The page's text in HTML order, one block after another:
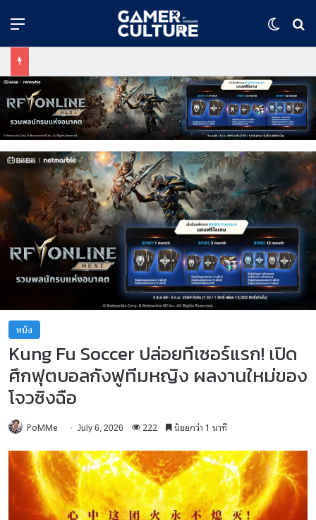
Menu
หนัง
Kung Fu Soccer ปล่อยทีเซอร์แรก! เปิด
ศึกฟุตบอลกังฟูทีมหญิง ผลงานใหม่ของ
โจวซิงฉือ
PoMMe July 6, 2026 222 น้อยกว่า 1 นาที